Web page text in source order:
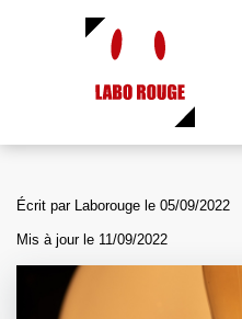
Écrit par Laborouge le 05/09/2022
Mis à jour le 11/09/2022